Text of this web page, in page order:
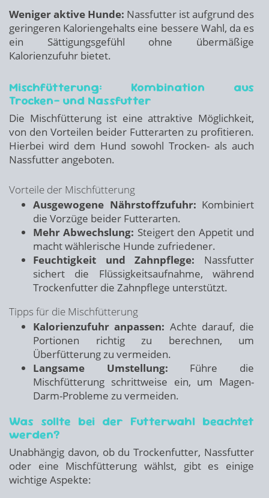
Weniger aktive Hunde: Nassfutter ist aufgrund des
geringeren Kaloriengehalts eine bessere Wahl, da es
ein Sättigungsgefühl ohne übermäßige
Kalorienzufuhr bietet.
Mischfütterung: Kombination aus
Trocken- und Nassfutter
Die Mischfütterung ist eine attraktive Möglichkeit,
von den Vorteilen beider Futterarten zu profitieren.
Hierbei wird dem Hund sowohl Trocken- als auch
Nassfutter angeboten.
Vorteile der Mischfütterung
Ausgewogene Nährstoffzufuhr: Kombiniert
die Vorzüge beider Futterarten.
Mehr Abwechslung: Steigert den Appetit und
macht wählerische Hunde zufriedener.
Feuchtigkeit und Zahnpflege: Nassfutter
sichert die Flüssigkeitsaufnahme, während
Trockenfutter die Zahnpflege unterstützt.
Tipps für die Mischfütterung
Kalorienzufuhr anpassen: Achte darauf, die
Portionen richtig zu berechnen, um
Überfütterung zu vermeiden.
Langsame Umstellung: Führe die
Mischfütterung schrittweise ein, um Magen-
Darm-Probleme zu vermeiden.
Was sollte bei der Futterwahl beachtet
werden?
Unabhängig davon, ob du Trockenfutter, Nassfutter
oder eine Mischfütterung wählst, gibt es einige
wichtige Aspekte: